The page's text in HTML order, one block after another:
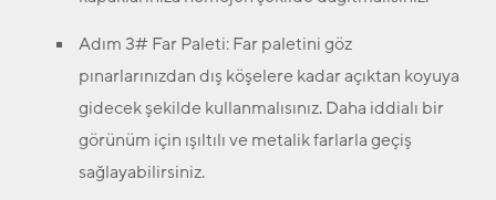
Adım 3# Far Paleti:Far paletini göz
pınarlarınızdan dış köşelere kadar açıktan koyuya
gidecek şekilde kullanmalısınız. Daha iddialı bir
görünüm için ışıltılı ve metalik farlarla geçiş
sağlayabilirsiniz.